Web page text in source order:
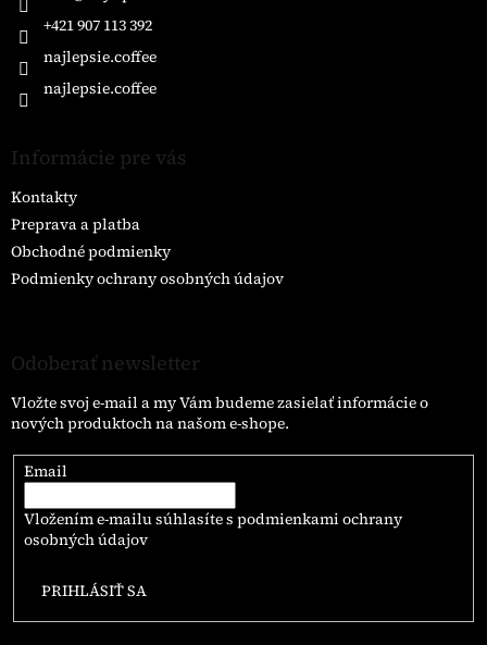
+421 907 113 392
najlepsie.coffee
najlepsie.coffee
Informácie pre vás
Kontakty
Preprava a platba
Obchodné podmienky
Podmienky ochrany osobných údajov
Odoberať newsletter
Vložte svoj e-mail a my Vám budeme zasielať informácie o
nových produktoch na našom e-shope.
Email
Vložením e-mailu súhlasíte s podmienkami ochrany
osobných údajov
PRIHLÁSIŤ SA